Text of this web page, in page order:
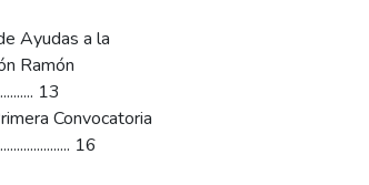
Ayudas a la
Ramón
13
Convocatoria
16